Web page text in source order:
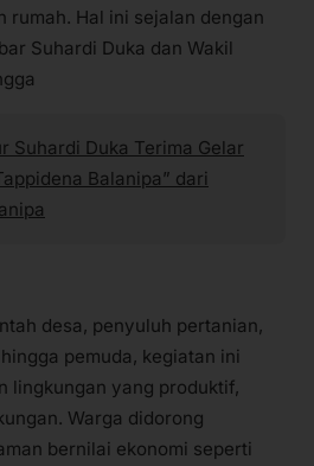
rumah. Hal ini sejalan dengan
Suhardi Duka dan Wakil
Suhardi Duka Terima Gelar
Balanipa” dari
desa, penyuluh pertanian,
pemuda, kegiatan ini
lingkungan yang produktif,
Warga didorong
bernilai ekonomi seperti